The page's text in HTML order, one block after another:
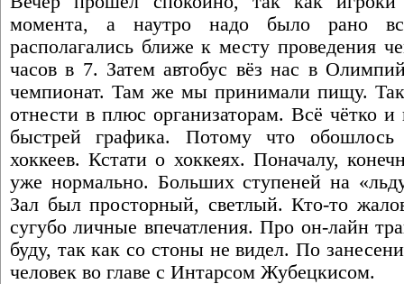
момента, а наутро надо было рано
располагались ближе к месту проведения
часов в 7. Затем автобус вёз нас в
чемпионат. Там же мы принимали пищу.
отнести в плюс организаторам. Всё чётко
быстрей графика. Потому что
хоккеев. Кстати о хоккеях. Поначалу,
уже нормально. Больших ступеней на
Зал был просторный, светлый. Кто-то
сугубо личные впечатления. Про он-лайн
буду, так как со стоны не видел. По
человек во главе с Интарсом Жубецкисом.